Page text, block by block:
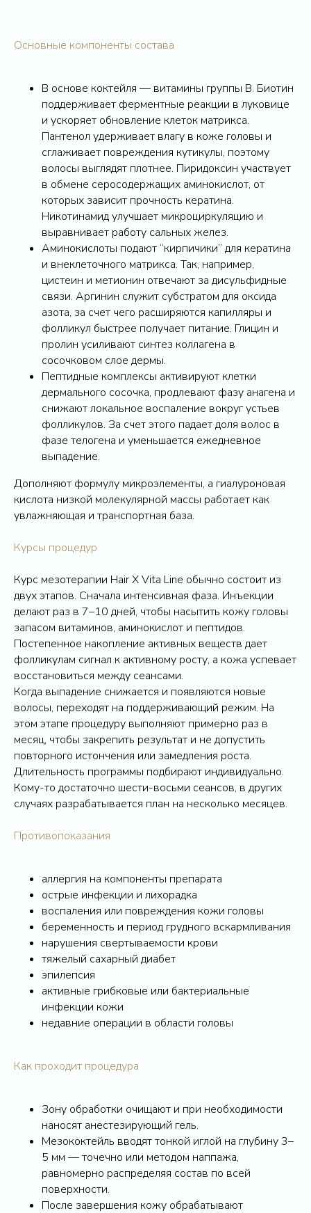
Основные компоненты состава
В основе коктейля — витамины группы B. Биотин
поддерживает ферментные реакции в луковице
и ускоряет обновление клеток матрикса.
Пантенол удерживает влагу в коже головы и
сглаживает повреждения кутикулы, поэтому
волосы выглядят плотнее. Пиридоксин участвует
в обмене серосодержащих аминокислот, от
которых зависит прочность кератина.
Никотинамид улучшает микроциркуляцию и
выравнивает работу сальных желез.
Аминокислоты подают “кирпичики” для кератина
и внеклеточного матрикса. Так, например,
цистеин и метионин отвечают за дисульфидные
связи. Аргинин служит субстратом для оксида
азота, за счет чего расширяются капилляры и
фолликул быстрее получает питание. Глицин и
пролин усиливают синтез коллагена в
сосочковом слое дермы.
Пептидные комплексы активируют клетки
дермального сосочка, продлевают фазу анагена и
снижают локальное воспаление вокруг устьев
фолликулов. За счет этого падает доля волос в
фазе телогена и уменьшается ежедневное
выпадение.
Дополняют формулу микроэлементы, а гиалуроновая
кислота низкой молекулярной массы работает как
увлажняющая и транспортная база.
Курсы процедур
Курс мезотерапии Hair X Vita Line обычно состоит из
двух этапов. Сначала интенсивная фаза. Инъекции
делают раз в 7–10 дней, чтобы насытить кожу головы
запасом витаминов, аминокислот и пептидов.
Постепенное накопление активных веществ дает
фолликулам сигнал к активному росту, а кожа успевает
восстановиться между сеансами.
Когда выпадение снижается и появляются новые
волосы, переходят на поддерживающий режим. На
этом этапе процедуру выполняют примерно раз в
месяц, чтобы закрепить результат и не допустить
повторного истончения или замедления роста.
Длительность программы подбирают индивидуально.
Кому-то достаточно шести-восьми сеансов, в других
случаях разрабатывается план на несколько месяцев.
Противопоказания
аллергия на компоненты препарата
острые инфекции и лихорадка
воспаления или повреждения кожи головы
беременность и период грудного вскармливания
нарушения свертываемости крови
тяжелый сахарный диабет
эпилепсия
активные грибковые или бактериальные
инфекции кожи
недавние операции в области головы
Как проходит процедура
Зону обработки очищают и при необходимости
наносят анестезирующий гель.
Мезококтейль вводят тонкой иглой на глубину 3–
5 мм — точечно или методом наппажа,
равномерно распределяя состав по всей
поверхности.
После завершения кожу обрабатывают